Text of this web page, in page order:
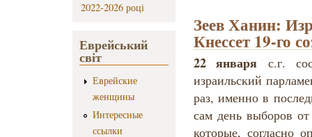
2022-2026 році
Еврейський
світ
Еврейские
женщины
Интересные
ссылки
Зеев Ханин:
Кнессет 19-го
22 января с.г.
израильский
раз, именно в
сам день выборов от
которые, согласно